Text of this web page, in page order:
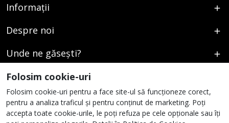
Informații
Despre noi
Unde ne găsești?
Urmați-ne
Folosim cookie-uri
Folosim cookie-uri pentru a face site-ul să funcționeze corect,
pentru a analiza traficul și pentru conținut de marketing. Poți
accepta toate cookie-urile, le poți refuza pe cele opționale sau îți